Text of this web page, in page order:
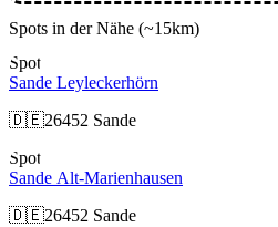
Spots in der Nähe (~15km)
Spot
Sande Leyleckerhörn
🇩🇪26452 Sande
Spot
Sande Alt-Marienhausen
🇩🇪26452 Sande